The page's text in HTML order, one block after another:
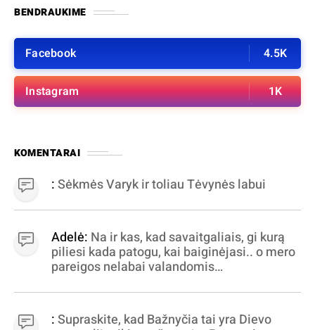
BENDRAUKIME
Facebook 4.5K
Instagram 1K
KOMENTARAI
:Sėkmės Varyk ir toliau Tėvynės labui
Adelė: Na ir kas, kad savaitgaliais, gi kurą
piliesi kada patogu, kai baiginėjasi.. o mero
pareigos nelabai valandomis
virpinimas, ieškokit kur milijonus vagia
dujininkai, elektros aferistai, stadionų
:Supraskite, kad Bažnyčia tai yra Dievo